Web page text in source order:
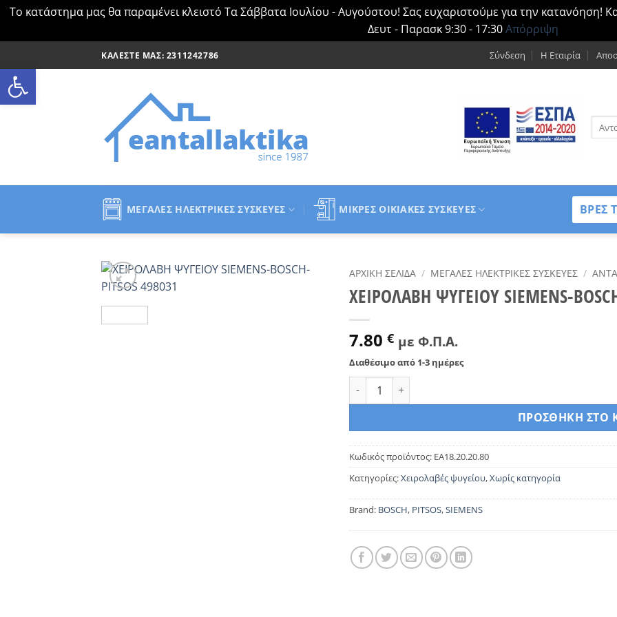
Ανοίξτε τη γραμμή εργαλείων
Το κατάστημα μας θα παραμένει κλειστό Τα Σάββατα Ιουλίου - Αυγούστου! Σας ευχαριστούμε για την κατανόηση!
Δευτ - Παρασκ 9:30 - 17:30Απόρριψη
στο
περιεχόμενο
ΚΑΛΈΣΤΕ ΜΑΣ: 2311242786 Σύνδεση Η Εταιρία
για:
ΜΕΓΆΛΕΣ ΗΛΕΚΤΡΙΚΈΣ ΣΥΣΚΕΥΈΣ ΜΙΚΡΈΣ ΟΙΚΙΑΚΈΣ ΣΥΣΚΕΥΈΣ ΒΡΕΣ
ΑΡΧΙΚΉ ΣΕΛΊΔΑ / ΜΕΓΆΛΕΣ ΗΛΕΚΤΡΙΚΈΣ ΣΥΣΚΕΥΈΣ /
ΧΕΙΡΟΛΑΒΗ ΨΥΓΕΙΟΥ SIEMENS-
7.80 € με Φ.Π.Α.
Διαθέσιμο από 1-3 ημέρες
ΧΕΙΡΟΛΑΒΗ ΨΥΓΕΙΟΥ SIEMENS-BOSCH-PITSOS 498031
ΠΡΟΣΘΉΚΗ ΣΤΟ
Κωδικός προϊόντος: EA18.20.20.80
Κατηγορίες:Χειρολαβές ψυγείου,Χωρίς κατηγορία
Brand: BOSCH, PITSOS,SIEMENS